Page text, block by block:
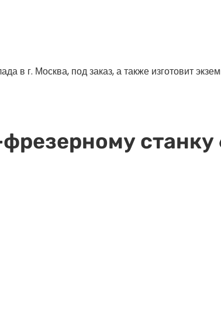
в г. Москва, под заказ, а также изготовит
станку